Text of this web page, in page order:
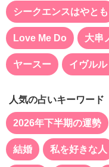
シークエンスはやとも
Love Me Do 大串
ヤースー イヴル
人気の占いキーワード
2026年下半期の運勢
結婚 私を好きな人